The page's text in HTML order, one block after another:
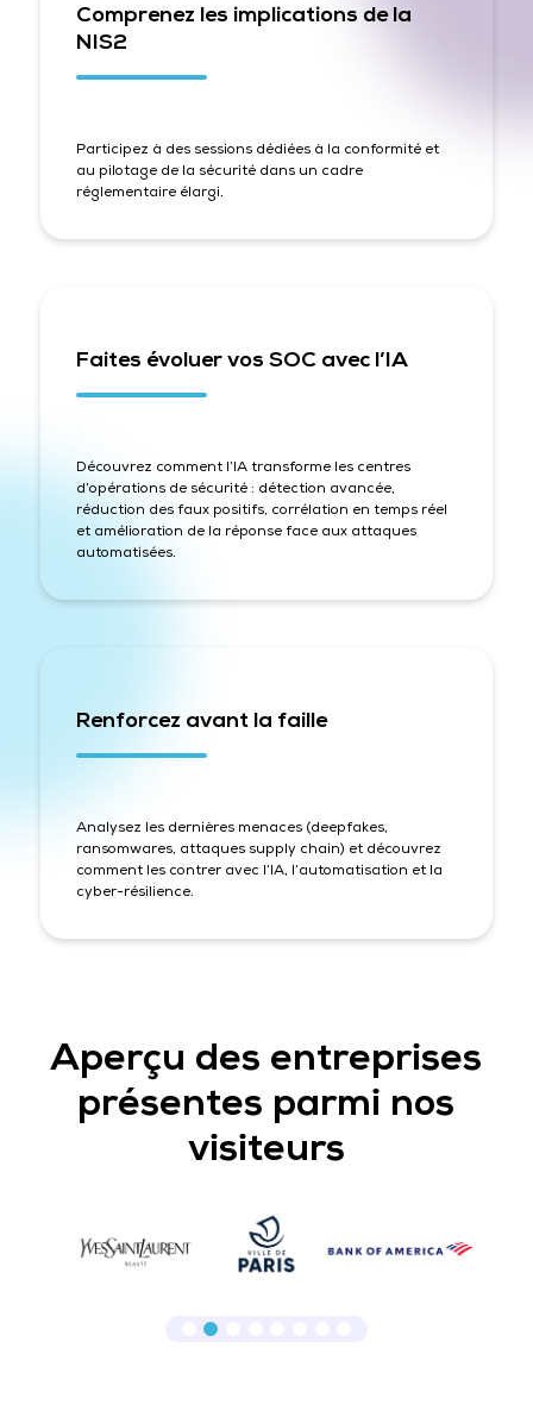
Comprenez les implications de la
NIS2
Participez à des sessions dédiées à la conformité et
au pilotage de la sécurité dans un cadre
réglementaire élargi.
Faites évoluer vos SOC avec l’IA
Découvrez comment l’IA transforme les centres
d’opérations de sécurité : détection avancée,
réduction des faux positifs, corrélation en temps réel
et amélioration de la réponse face aux attaques
automatisées.
Renforcez avant la faille
Analysez les dernières menaces (deepfakes,
ransomwares, attaques supply chain) et découvrez
comment les contrer avec l’IA, l’automatisation et la
cyber-résilience.
Aperçu des entreprises
présentes parmi nos
visiteurs